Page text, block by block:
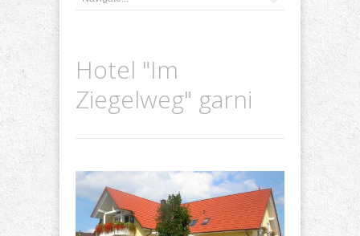
Hotel "Im
Ziegelweg" garni